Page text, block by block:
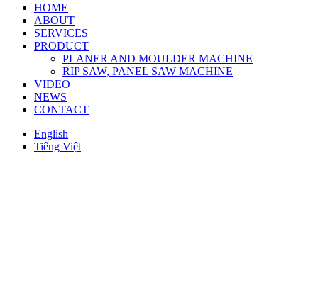
HOME
ABOUT
SERVICES
PRODUCT
PLANER AND MOULDER MACHINE
RIP SAW, PANEL SAW MACHINE
VIDEO
NEWS
CONTACT
English
Tiếng Việt